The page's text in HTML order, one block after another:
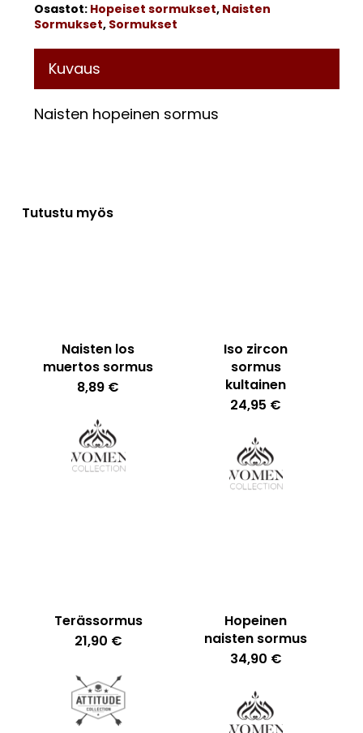
Ostoskori on tyhjä.
Osastot: Hopeiset sormukset, Naisten
Sormukset, Sormukset
Kuvaus
Naisten hopeinen sormus
Tutustu myös
Naisten los
muertos sormus
8,89 €
Iso zircon
sormus
kultainen
24,95 €
Terässormus
21,90 €
Hopeinen
naisten sormus
34,90 €